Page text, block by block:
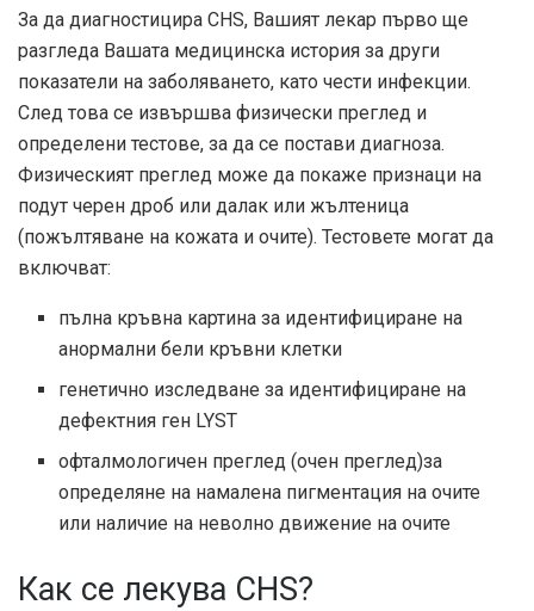
За да диагностицира CHS, Вашият лекар първо ще
разгледа Вашата медицинска история за други
показатели на заболяването, като чести инфекции.
След това се извършва физически преглед и
определени тестове, за да се постави диагноза.
Физическият преглед може да покаже признаци на
подут черен дроб или далак или жълтеница
(пожълтяване на кожата и очите). Тестовете могат да
включват:
пълна кръвна картина за идентифициране на
анормални бели кръвни клетки
генетично изследване за идентифициране на
дефектния ген LYST
офталмологичен преглед (очен преглед)за
определяне на намалена пигментация на очите
или наличие на неволно движение на очите
Как се лекува CHS?